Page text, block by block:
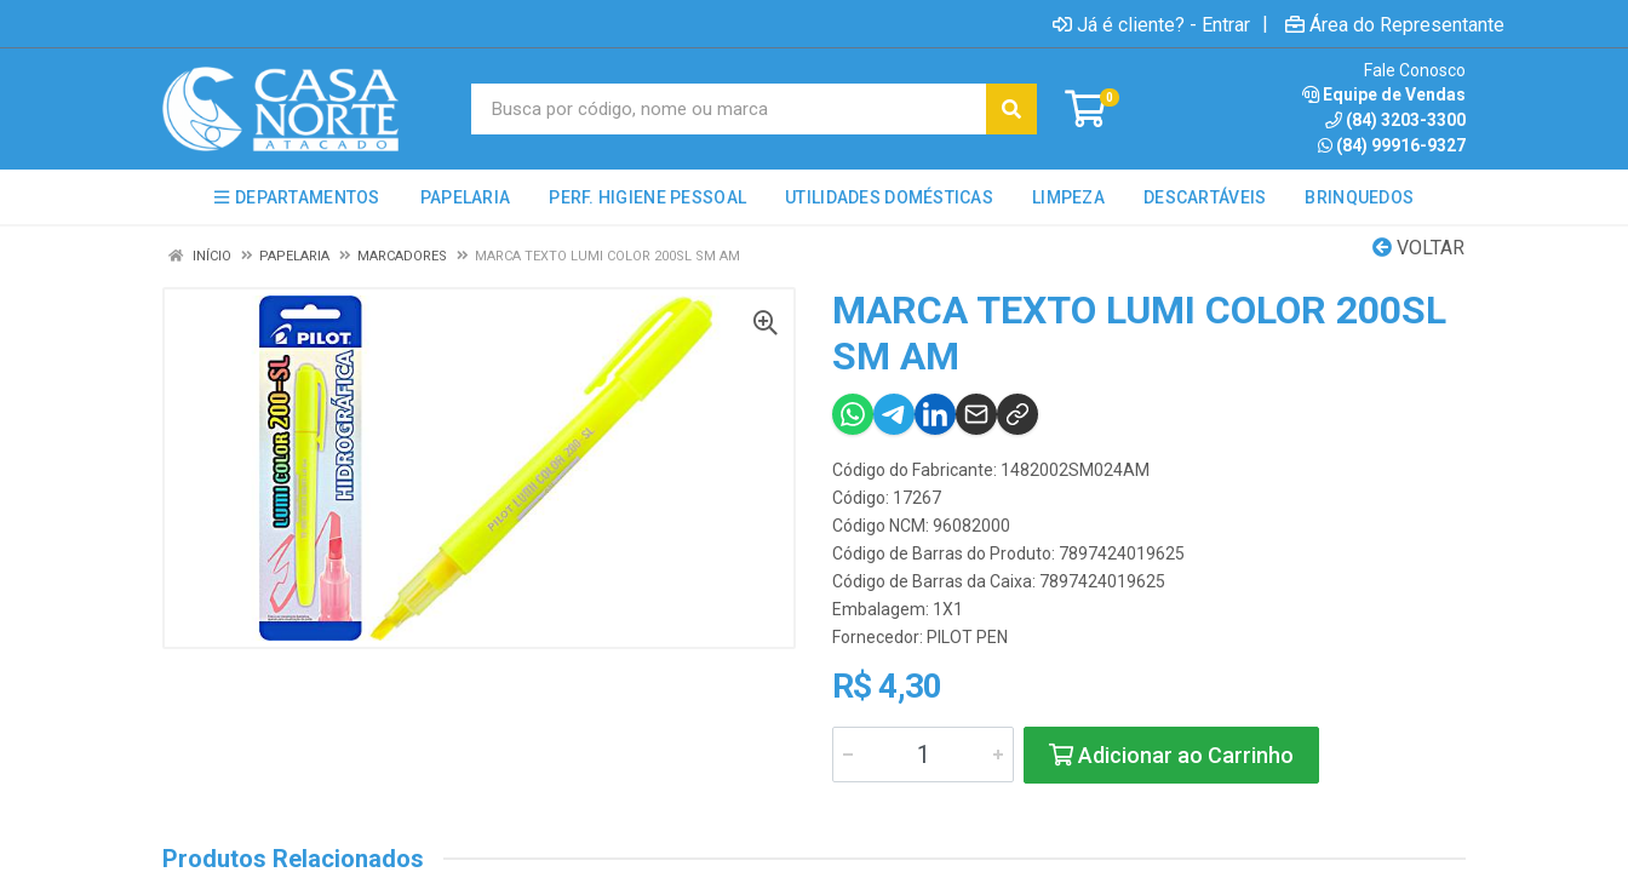
Já é cliente? - Entrar | Área do Representante
0
Fale Conosco
Equipe de Vendas
(84) 3203-3300
(84) 99916-9327
DEPARTAMENTOS PAPELARIA PERF. HIGIENE PESSOAL UTILIDADES DOMÉSTICAS LIMPEZA DESCARTÁVEIS BRINQUEDOS
VOLTAR
INÍCIO PAPELARIA MARCADORES MARCA TEXTO LUMI COLOR 200SL SM AM
MARCA TEXTO LUMI COLOR 200SL
SM AM
Código do Fabricante: 1482002SM024AM
Código: 17267
Código NCM: 96082000
Código de Barras do Produto: 7897424019625
Código de Barras da Caixa: 7897424019625
Embalagem: 1X1
Fornecedor: PILOT PEN
R$ 4,30
Adicionar ao Carrinho
Produtos Relacionados